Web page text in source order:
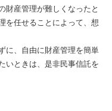
財産管理が難しくなったと
を任せることによって、想
に、自由に財産管理を簡単
いときは、是非民事信託を